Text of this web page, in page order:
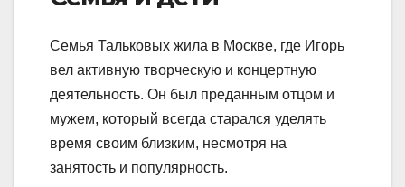
Семья Тальковых жила в Москве, где Игорь
вел активную творческую и концертную
деятельность. Он был преданным отцом и
мужем, который всегда старался уделять
время своим близким, несмотря на
занятость и популярность.